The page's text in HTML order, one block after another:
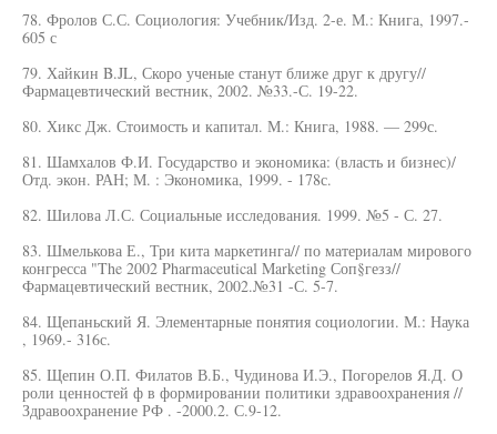
78. Фролов С.С. Социология: Учебник/Изд. 2-е. М.: Книга, 1997.-
605 с
79. Хайкин B.JL, Скоро ученые станут ближе друг к другу//
Фармацевтический вестник, 2002. №33.-С. 19-22.
80. Хикс Дж. Стоимость и капитал. М.: Книга, 1988. — 299с.
81. Шамхалов Ф.И. Государство и экономика: (власть и бизнес)/
Отд. экон. РАН; М. : Экономика, 1999. - 178с.
82. Шилова Л.С. Социальные исследования. 1999. №5 - С. 27.
83. Шмелькова Е., Три кита маркетинга// по материалам мирового
конгресса "The 2002 Pharmaceutical Marketing Соп§гезз//
Фармацевтический вестник, 2002.№31 -С. 5-7.
84. Щепаньский Я. Элементарные понятия социологии. М.: Наука
, 1969.- 316с.
85. Щепин О.П. Филатов В.Б., Чудинова И.Э., Погорелов Я.Д. О
роли ценностей ф в формировании политики здравоохранения //
Здравоохранение РФ . -2000.2. С.9-12.